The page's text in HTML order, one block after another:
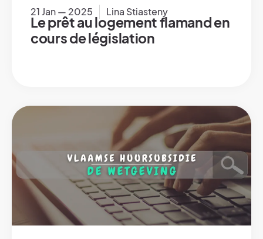
21 Jan — 2025 Lina Stiasteny
Le prêt au logement flamand en
cours de législation